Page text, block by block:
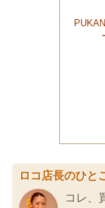
ロコ店長のひと
コレ、